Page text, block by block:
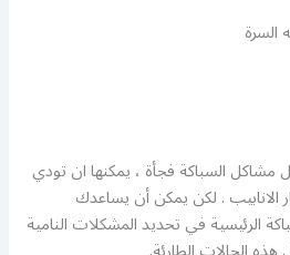
السباكة فجأة ، يمكنها ان تودي
الانابيب . لكن يمكن أن يساعدك
الرئيسية في تحديد المشكلات النامية